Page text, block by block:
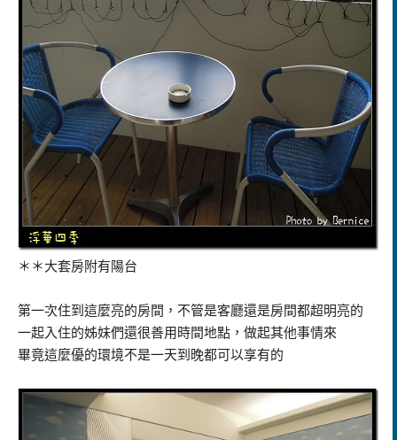
＊＊大套房附有陽台
第一次住到這麼亮的房間，不管是客廳還是房間都超明亮的
一起入住的姊妹們還很善用時間地點，做起其他事情來
畢竟這麼優的環境不是一天到晚都可以享有的